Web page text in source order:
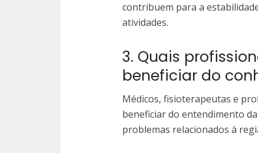
contribuem para a
atividades.
3. Quais
beneficiar do
Médicos, fisioterapeutas e
beneficiar do entendimento
problemas relacionados à